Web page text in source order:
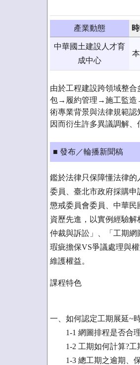
產業動態
中華國土建設人才育
成中心
由於工程建設跨領域整
包→履約管理→施工監造
術專業背景與法律規範認
因而衍生許多異議調解、
■ 發布／輪播新聞稿
鑑於法律只保障懂法律
委員、臺北市政府採購
懲戒委員會委員、中華
資歷先進，以實例經驗解
仲裁與訴訟」、「工期網
瑕疵擔保VS爭議處理與
維護權益。
課程特色
一、如何認定工期展延~
1-1 網圖排程是否合理
1-2 工期如何計算?工
1-3 總工期之逾期、保